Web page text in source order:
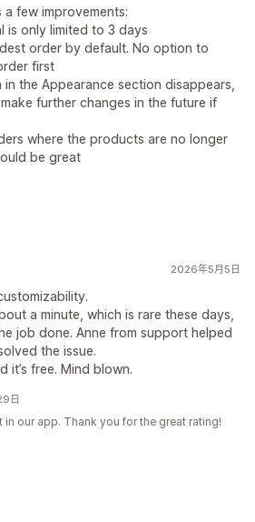
few improvements:
is only limited to 3 days
order by default. No option to
first
the Appearance section disappears,
further changes in the future if
where the products are no longer
be great
2026年5月5日
a minute, which is rare these days,
job done. Anne from support helped
the issue.
it’s free. Mind blown.
日
in our app. Thank you for the great rating!